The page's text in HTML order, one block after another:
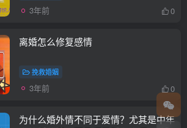
3年前 0
离婚怎么修复感情
挽救婚姻
3年前 0
为什么婚外情不同于爱情？尤其是中年